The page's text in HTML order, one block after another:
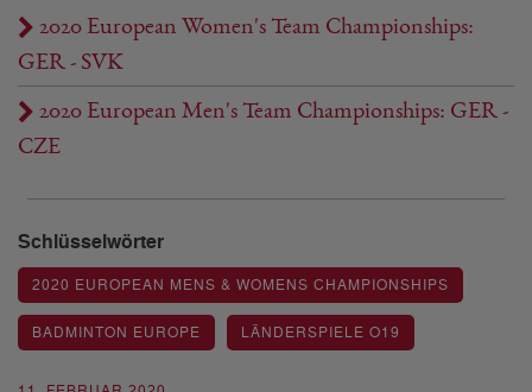
2020 European Women's Team Championships:
GER - SVK
2020 European Men's Team Championships: GER -
CZE
Schlüsselwörter
2020 EUROPEAN MENS & WOMENS CHAMPIONSHIPS
BADMINTON EUROPE LÄNDERSPIELE O19